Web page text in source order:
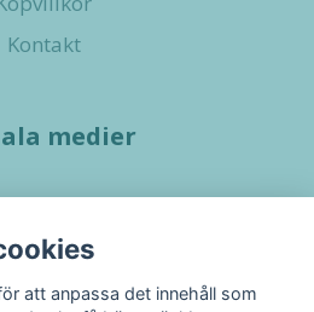
Kontakt
medier
att anpassa det innehåll som